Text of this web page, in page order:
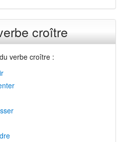
croître
verbe croître :